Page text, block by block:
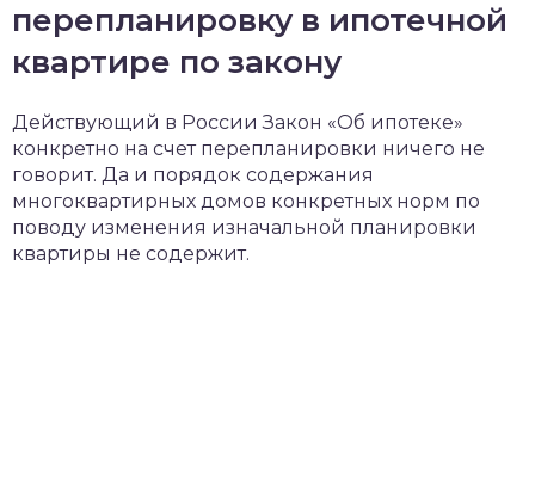
перепланировку в ипотечной
квартире по закону
Действующий в России Закон «Об ипотеке»
конкретно на счет перепланировки ничего не
говорит. Да и порядок содержания
многоквартирных домов конкретных норм по
поводу изменения изначальной планировки
квартиры не содержит.